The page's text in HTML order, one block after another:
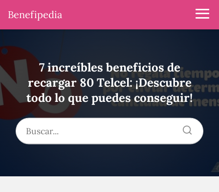
Benefipedia
7 increíbles beneficios de
recargar 80 Telcel: ¡Descubre
todo lo que puedes conseguir!